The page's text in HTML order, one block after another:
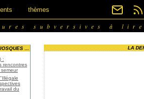
thèmes
subversives à
...
:
rencontres
du
LA